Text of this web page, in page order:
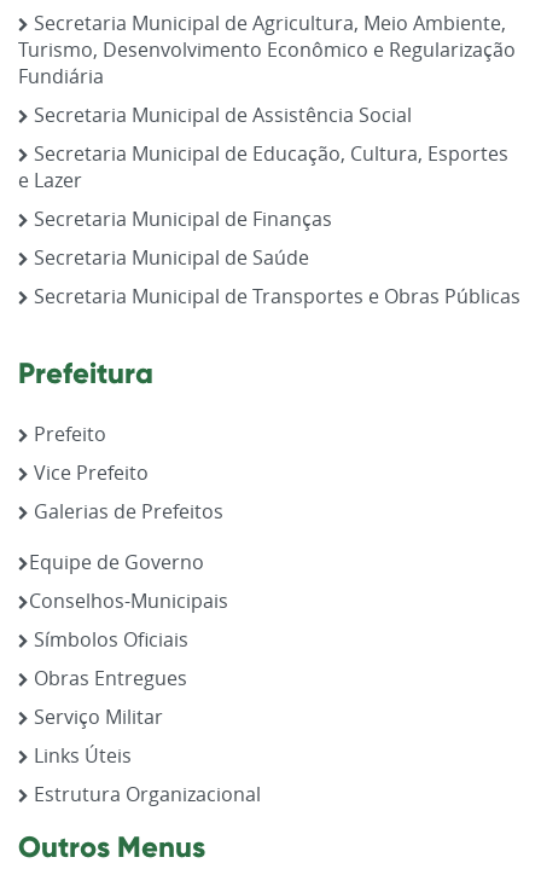
Secretaria Municipal de Agricultura, Meio Ambiente,
Turismo, Desenvolvimento Econômico e Regularização
Fundiária
Secretaria Municipal de Assistência Social
Secretaria Municipal de Educação, Cultura, Esportes
e Lazer
Secretaria Municipal de Finanças
Secretaria Municipal de Saúde
Secretaria Municipal de Transportes e Obras Públicas
Prefeitura
Prefeito
Vice Prefeito
Galerias de Prefeitos
Equipe de Governo
Conselhos-Municipais
Símbolos Oficiais
Obras Entregues
Serviço Militar
Links Úteis
Estrutura Organizacional
Outros Menus